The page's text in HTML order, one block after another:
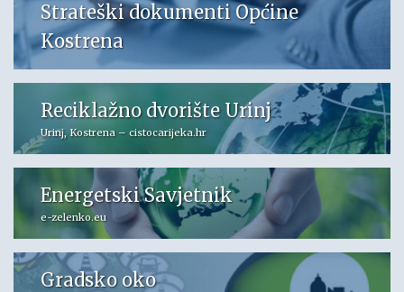
Strateški dokumenti Općine
Kostrena
Reciklažno dvorište Urinj
Urinj, Kostrena – cistocarijeka.hr
Energetski Savjetnik
e-zelenko.eu
Gradsko oko